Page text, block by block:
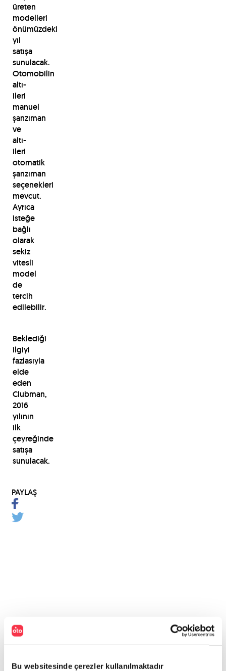
Bu websitesinde çerezler kullanılmaktadır
üreten
modelleri
önümüzdeki
yıl
satışa
sunulacak.
Otomobilin
altı-
ileri
manuel
şanzıman
ve
altı-
ileri
otomatik
şanzıman
seçenekleri
mevcut.
Ayrıca
isteğe
bağlı
olarak
sekiz
vitesli
model
de
tercih
edilebilir.
Beklediği
ilgiyi
fazlasıyla
elde
eden
Clubman,
2016
yılının
ilk
çeyreğinde
satışa
sunulacak.
PAYLAŞ